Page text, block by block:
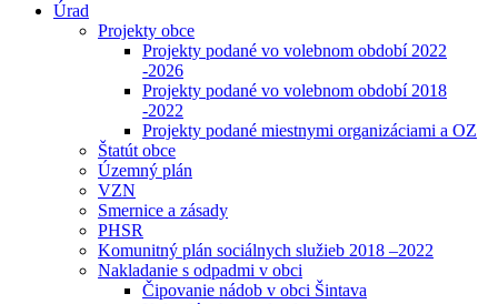
Úrad
Projekty obce
Projekty podané vo volebnom období 2022
-2026
Projekty podané vo volebnom období 2018
-2022
Projekty podané miestnymi organizáciami a OZ
Štatút obce
Územný plán
VZN
Smernice a zásady
PHSR
Komunitný plán sociálnych služieb 2018 –2022
Nakladanie s odpadmi v obci
Čipovanie nádob v obci Šintava